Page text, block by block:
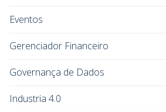
Eventos
Gerenciador Financeiro
Governança de Dados
Industria 4.0